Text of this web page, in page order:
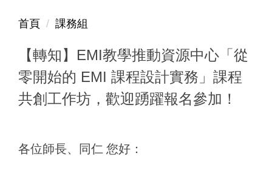
首頁 課務組
【轉知】EMI教學推動資源中心「從
零開始的 EMI 課程設計實務」課程
共創工作坊，歡迎踴躍報名參加！
各位師長、同仁 您好：